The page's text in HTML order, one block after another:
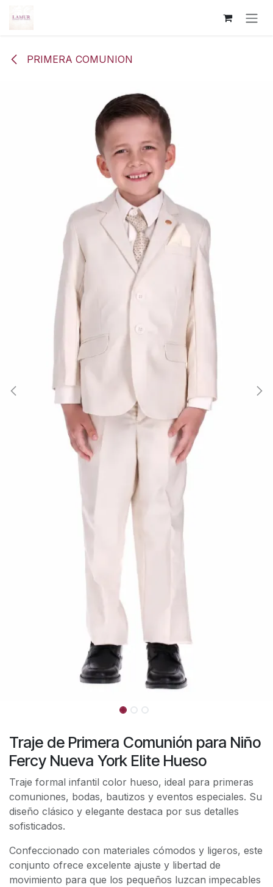
PRIMERA COMUNION
Traje de Primera Comunión para Niño
Fercy Nueva York Elite Hueso
Traje formal infantil color hueso, ideal para primeras
comuniones, bodas, bautizos y eventos especiales. Su
diseño clásico y elegante destaca por sus detalles
sofisticados.
Confeccionado con materiales cómodos y ligeros, este
conjunto ofrece excelente ajuste y libertad de
movimiento para que los pequeños luzcan impecables